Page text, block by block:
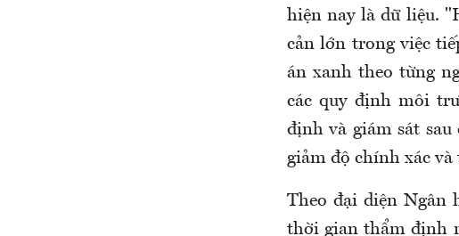
hiện nay là dữ liệu.
cản lớn trong việc
án xanh theo từng
các quy định môi
định và giám sát
giảm độ chính xác
Theo đại diện Ngân
thời gian thẩm định